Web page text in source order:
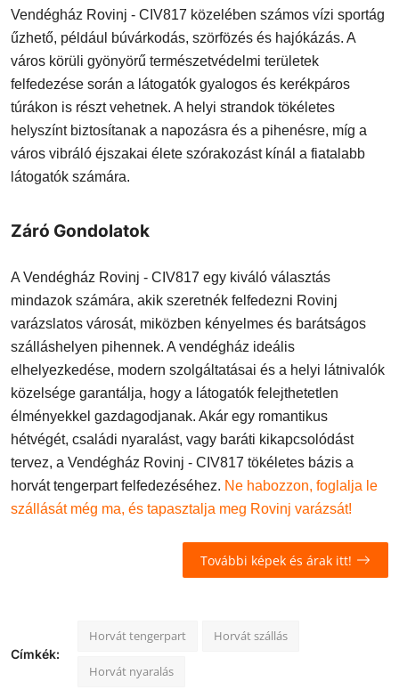
Vendégház Rovinj - CIV817 közelében számos vízi sportág
űzhető, például búvárkodás, szörfözés és hajókázás. A
város körüli gyönyörű természetvédelmi területek
felfedezése során a látogatók gyalogos és kerékpáros
túrákon is részt vehetnek. A helyi strandok tökéletes
helyszínt biztosítanak a napozásra és a pihenésre, míg a
város vibráló éjszakai élete szórakozást kínál a fiatalabb
látogatók számára.
Záró Gondolatok
A Vendégház Rovinj - CIV817 egy kiváló választás
mindazok számára, akik szeretnék felfedezni Rovinj
varázslatos városát, miközben kényelmes és barátságos
szálláshelyen pihennek. A vendégház ideális
elhelyezkedése, modern szolgáltatásai és a helyi látnivalók
közelsége garantálja, hogy a látogatók felejthetetlen
élményekkel gazdagodjanak. Akár egy romantikus
hétvégét, családi nyaralást, vagy baráti kikapcsolódást
tervez, a Vendégház Rovinj - CIV817 tökéletes bázis a
horvát tengerpart felfedezéséhez. Ne habozzon, foglalja le
szállását még ma, és tapasztalja meg Rovinj varázsát!
További képek és árak itt!
Címkék:
Horvát tengerpart Horvát szállás
Horvát nyaralás